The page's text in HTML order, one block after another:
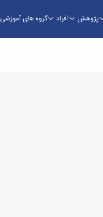
پژوهش افراد گروه های آموزشی